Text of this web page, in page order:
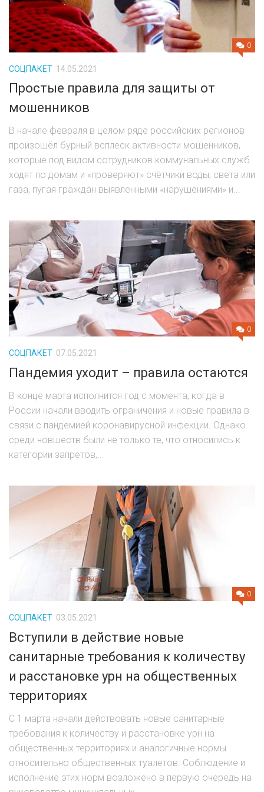
ШОУ БИЗНЕС
ШПИОНАЖ
ЭКОНОМИКА
ОНЛАЙН КАРТА КОРОНАВИРУСА
ЛЕНТА
0
СОЦПАКЕТ 14.05.2021
Простые правила для защиты от
мошенников
В начале февраля в целом ряде российских регионов
произошёл бурный всплеск активности мошенников,
которые под видом сотрудников коммунальных служб
ходят по домам и «проверяют» счётчики воды, света или
газа, пугая граждан выявленными «нарушениями» и...
0
СОЦПАКЕТ 07.05.2021
Пандемия уходит – правила остаются
В конце марта исполнится год с момента, когда в
России начали вводить ограничения и новые правила в
связи с пандемией коронавирусной инфекции. Однако
среди новшеств были не только те, что относились к
категории запретов,...
0
СОЦПАКЕТ 03.05.2021
Вступили в действие новые
санитарные требования к количеству
и расстановке урн на общественных
территориях
С 1 марта начали действовать новые санитарные
требования к количеству и расстановке урн на
общественных территориях и аналогичные нормы
относительно общественных туалетов. Соблюдение и
исполнение этих норм возложено в первую очередь на